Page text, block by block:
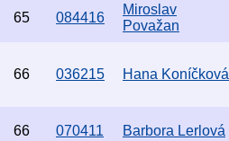
65 084416
Miroslav
Považan
66 036215 Hana Koníčková
66 070411 Barbora Lerlová